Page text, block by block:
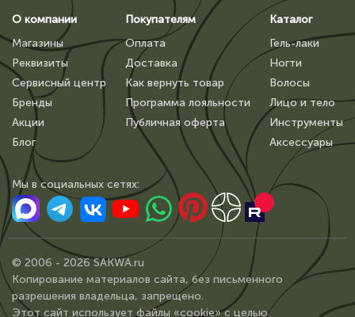
О компании
Магазины
Реквизиты
Сервисный центр
Бренды
Акции
Блог
Покупателям
Оплата
Доставка
Как вернуть товар
Программа лояльности
Публичная оферта
Каталог
Гель-лаки
Ногти
Волосы
Лицо и тело
Инструменты
Аксессуары
Мы в сoциальных сетях:
© 2006 - 2026 SAKWA.ru
Копирование материалов сайта, без письменного
разрешения владельца, запрещено.
Этот сайт использует файлы «cookie» с целью